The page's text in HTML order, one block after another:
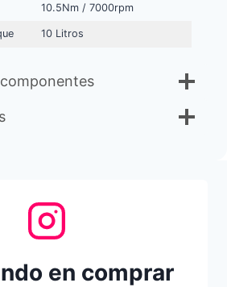
10.5Nm / 7000rpm
10 Litros
en comprar